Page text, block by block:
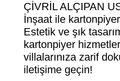
ÇİVRİL ALÇIPAN
İnşaat ile
Estetik ve şık
kartonpiyer
villalarınıza zarif
iletişime geçin!